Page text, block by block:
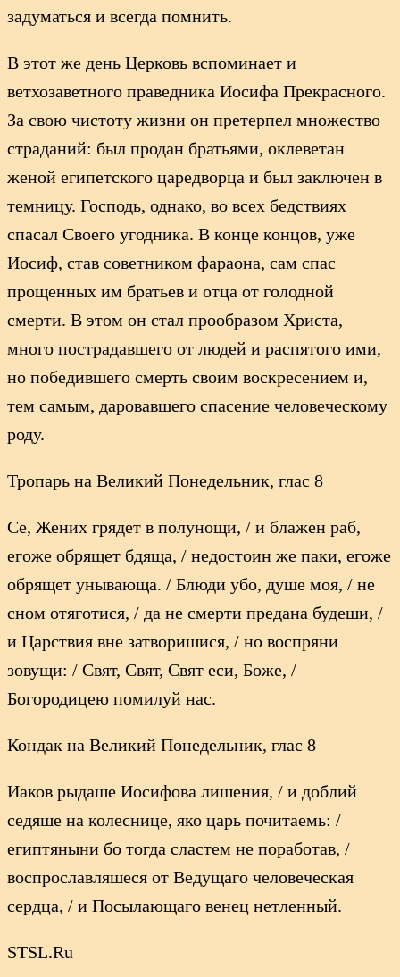
задуматься и всегда помнить.
В этот же день Церковь вспоминает и
ветхозаветного праведника Иосифа Прекрасного.
За свою чистоту жизни он претерпел множество
страданий: был продан братьями, оклеветан
женой египетского царедворца и был заключен в
темницу. Господь, однако, во всех бедствиях
спасал Своего угодника. В конце концов, уже
Иосиф, став советником фараона, сам спас
прощенных им братьев и отца от голодной
смерти. В этом он стал прообразом Христа,
много пострадавшего от людей и распятого ими,
но победившего смерть своим воскресением и,
тем самым, даровавшего спасение человеческому
роду.
Тропарь на Великий Понедельник, глас 8
Се, Жених грядет в полунощи, / и блажен раб,
егоже обрящет бдяща, / недостоин же паки, егоже
обрящет унывающа. / Блюди убо, душе моя, / не
сном отяготися, / да не смерти предана будеши, /
и Царствия вне затворишися, / но воспряни
зовущи: / Свят, Свят, Свят еси, Боже, /
Богородицею помилуй нас.
Кондак на Великий Понедельник, глас 8
Иаков рыдаше Иосифова лишения, / и доблий
седяше на колеснице, яко царь почитаемь: /
египтяныни бо тогда сластем не поработав, /
воспрославляшеся от Ведущаго человеческая
сердца, / и Посылающаго венец нетленный.
STSL.Ru